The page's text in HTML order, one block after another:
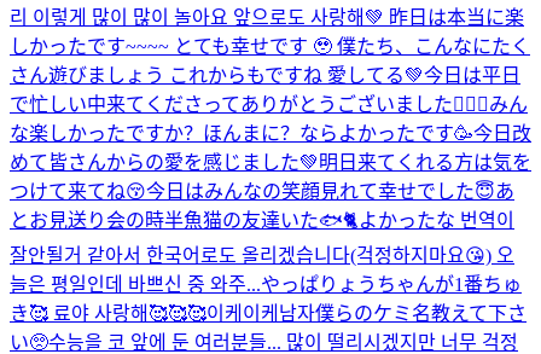
리 이렇게 많이 많이 놀아요 앞으로도 사랑해💚 昨日は本当に楽
しかったです~~~~ とても幸せです 🥹 僕たち、こんなにたく
さん遊びましょう これからもですね 愛してる💚今日は平日
で忙しい中来てくださってありがとうございました🙇🏻‍♂️みん
な楽しかったですか？ほんまに？ならよかったです🥳今日改
めて皆さんからの愛を感じました💚明日来てくれる方は気を
つけて来てね😚今日はみんなの笑顔見れて幸せでした😇あ
とお見送り会の時半魚猫の友達いた🐟🐈よかったな 번역이
잘안될거 같아서 한국어로도 올리겠습니다(걱정하지마요😘) 오
늘은 평일인데 바쁘신 중 와주...やっぱりょうちゃんが1番ちゅ
き🥰 료야 사랑해🥰🥰🥰이케이케남자僕らのケミ名教えて下さ
い🥺수능을 코 앞에 둔 여러분들... 많이 떨리시겠지만 너무 걱정